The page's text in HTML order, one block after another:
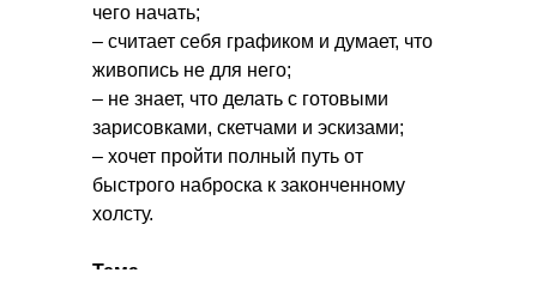
чего начать;
– считает себя графиком и думает, что
живопись не для него;
– не знает, что делать с готовыми
зарисовками, скетчами и эскизами;
– хочет пройти полный путь от
быстрого наброска к законченному
холсту.
Тема